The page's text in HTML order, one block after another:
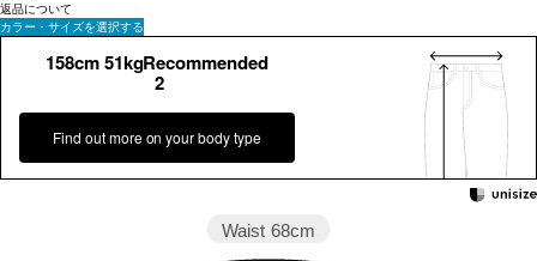
返品について
カラー・サイズを選択する
158cm 51kgRecommended
2
Find out more on your body type
Waist 68cm